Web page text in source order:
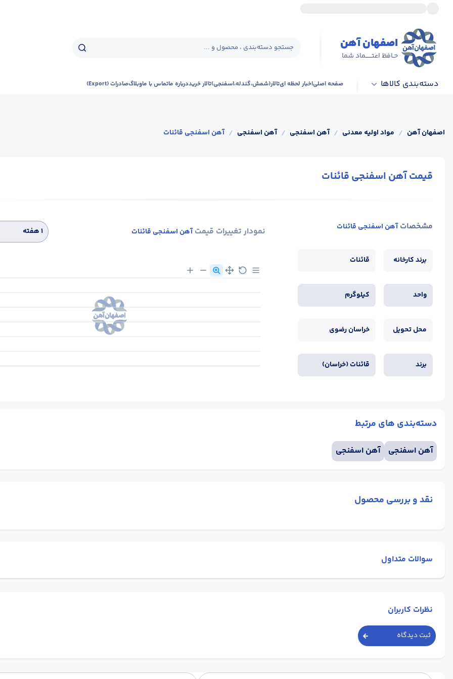
اصفهان آهن
حـافظ اعتــــــماد شما
جستجو دسته‌بندی ، محصول و ...
دسته‌بندی کالاها صفحه اصلیاخبار لحظه ایتالار(شمش،گندله،اسفنجی)تالار خریددرباره ماتماس با ماوبلاگصادرات (Export)
اصفهان آهن / مواد اولیه معدنی / آهن اسفنجی / آهن اسفنجی / آهن اسفنجی قائنات
قیمت آهن اسفنجی قائنات
مشخصات آهن اسفنجی قائنات
برند کارخانه قائنات
واحد کیلوگرم
محل تحویل خراسان رضوی
برند قائنات (خراسان)
نمودار تغییرات قیمت آهن اسفنجی قائنات ۱ هفته
دسته‌بندی های مرتبط
آهن اسفنجی آهن اسفنجی
نقد و بررسی محصول
سوالات متداول
نظرات کاربران
ثبت دیدگاه